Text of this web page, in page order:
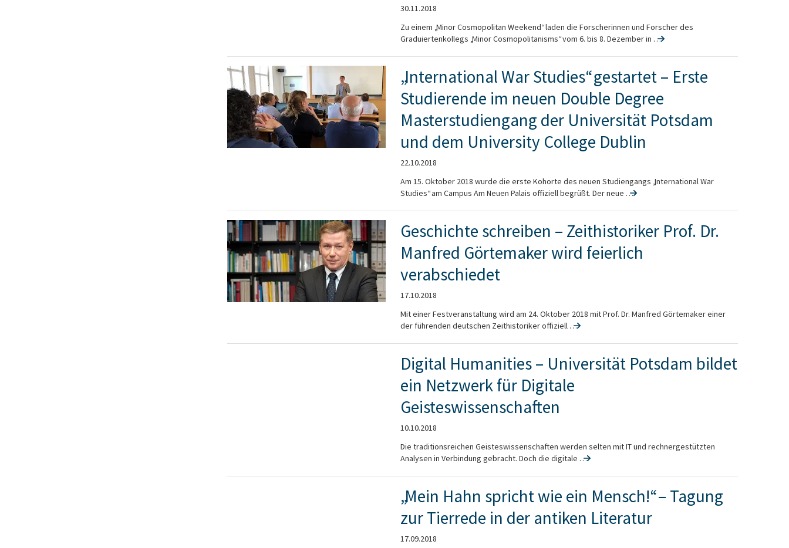
30.11.2018
Zu einem „Minor Cosmopolitan Weekend“ laden die Forscherinnen und Forscher des
Graduiertenkollegs „Minor Cosmopolitanisms“ vom 6. bis 8. Dezember in …
„International War Studies“ gestartet – Erste
Studierende im neuen Double Degree
Masterstudiengang der Universität Potsdam
und dem University College Dublin
22.10.2018
Am 15. Oktober 2018 wurde die erste Kohorte des neuen Studiengangs „International War
Studies“ am Campus Am Neuen Palais offiziell begrüßt. Der neue …
Geschichte schreiben – Zeithistoriker Prof. Dr.
Manfred Görtemaker wird feierlich
verabschiedet
17.10.2018
Mit einer Festveranstaltung wird am 24. Oktober 2018 mit Prof. Dr. Manfred Görtemaker einer
der führenden deutschen Zeithistoriker offiziell …
Digital Humanities – Universität Potsdam bildet
ein Netzwerk für Digitale
Geisteswissenschaften
10.10.2018
Die traditionsreichen Geisteswissenschaften werden selten mit IT und rechnergestützten
Analysen in Verbindung gebracht. Doch die digitale …
„Mein Hahn spricht wie ein Mensch!“ – Tagung
zur Tierrede in der antiken Literatur
17.09.2018